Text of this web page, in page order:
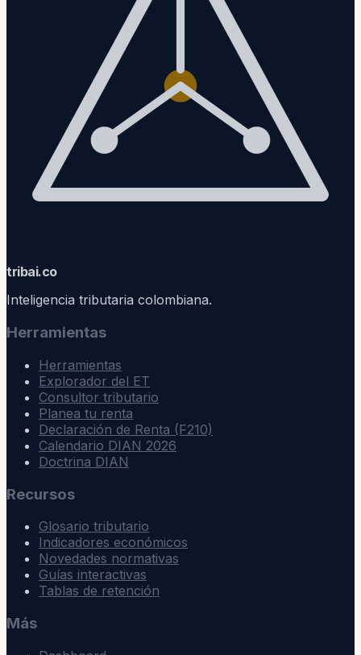
tribai.co
Inteligencia tributaria colombiana.
Herramientas
Herramientas
Explorador del ET
Consultor tributario
Planea tu renta
Declaración de Renta (F210)
Calendario DIAN 2026
Doctrina DIAN
Recursos
Glosario tributario
Indicadores económicos
Novedades normativas
Guías interactivas
Tablas de retención
Más